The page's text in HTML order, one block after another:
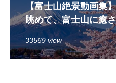
【富士山絶景動画集
眺めて、富士山に癒
33569 view